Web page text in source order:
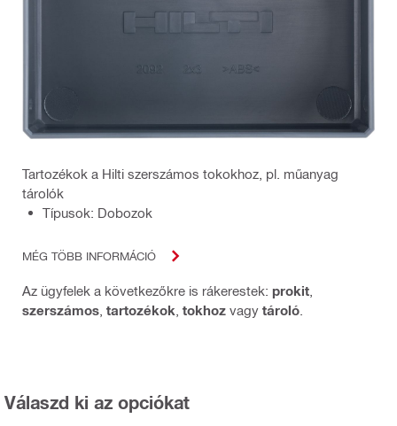
Tartozékok a Hilti szerszámos tokokhoz, pl. műanyag
tárolók
Típusok: Dobozok
MÉG TÖBB INFORMÁCIÓ
Az ügyfelek a következőkre is rákerestek: prokit
szerszámos tartozékok tokhoz vagy tároló
Válaszd ki az opciókat